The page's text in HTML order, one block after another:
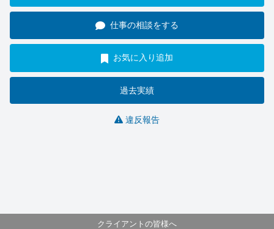
仕事の相談をする
お気に入り追加
過去実績
違反報告
クライアントの皆様へ